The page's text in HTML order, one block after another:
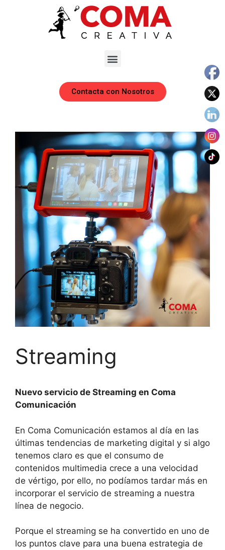
Contacta con Nosotros
Streaming
Nuevo servicio de Streaming en Coma
Comunicación
En Coma Comunicación estamos al día en las
últimas tendencias de marketing digital y si algo
tenemos claro es que el consumo de
contenidos multimedia crece a una velocidad
de vértigo, por ello, no podíamos tardar más en
incorporar el servicio de streaming a nuestra
línea de negocio.
Porque el streaming se ha convertido en uno de
los puntos clave para una buena estrategia de